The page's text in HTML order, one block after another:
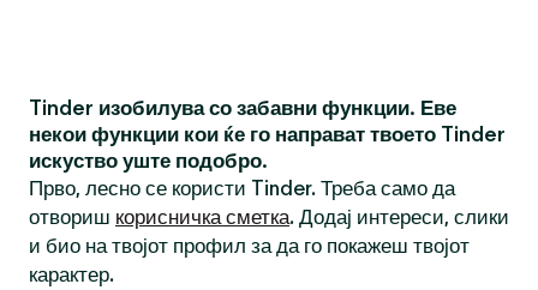
Tinder изобилува со забавни функции. Еве
некои функции кои ќе го направат твоето Tinder
искуство уште подобро.
Прво, лесно се користи Tinder. Треба само да
отвориш корисничка сметка. Додај интереси, слики
и био на твојот профил за да го покажеш твојот
карактер.